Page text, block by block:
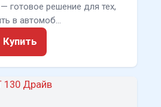
готовое решение для тех,
в автомоб…
Купить